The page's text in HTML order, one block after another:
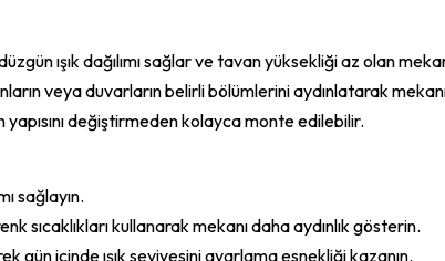
ışık dağılımı sağlar ve tavan yüksekliği az olan
veya duvarların belirli bölümlerini aydınlatarak
yapısını değiştirmeden kolayca monte edilebilir.
sağlayın.
kullanarak mekanı daha aydınlık gösterin.
gün içinde ışık seviyesini ayarlama esnekliği kazanın.